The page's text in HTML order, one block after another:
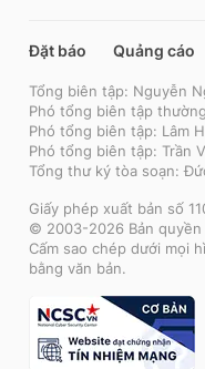
Đặt báo Quảng cáo
Tổng biên tập: Nguyễn
Phó tổng biên tập
Phó tổng biên tập: Lâm
Phó tổng biên tập: Trần
Tổng thư ký tòa soạn:
Giấy phép xuất bản số
© 2003-2026 Bản quyền
Cấm sao chép dưới mọi
bằng văn bản.